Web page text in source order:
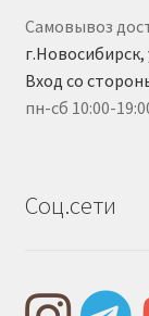
Самовывоз
г.Новосибирск,
Вход со
пн-сб 10:00-
Соц.сети